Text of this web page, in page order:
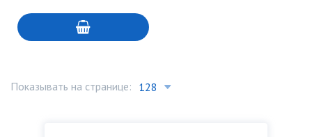
Показывать на странице: